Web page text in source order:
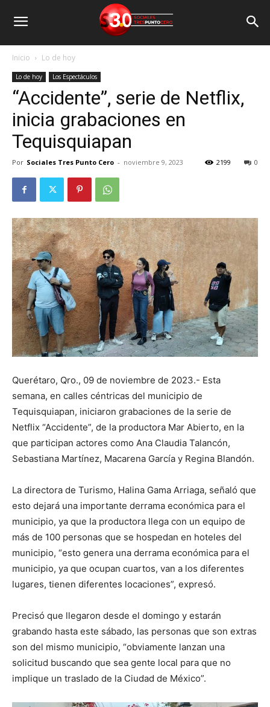
Inicio Lo de hoy
Lo de hoy Los Espectáculos
“Accidente”, serie de Netflix,
inicia grabaciones en
Tequisquiapan
Por Sociales Tres Punto Cero - noviembre 9, 2023 0
2199
Querétaro, Qro., 09 de noviembre de 2023.- Esta
semana, en calles céntricas del municipio de
Tequisquiapan, iniciaron grabaciones de la serie de
Netflix “Accidente”, de la productora Mar Abierto, en la
que participan actores como Ana Claudia Talancón,
Sebastiana Martínez, Macarena García y Regina Blandón.
La directora de Turismo, Halina Gama Arriaga, señaló que
esto dejará una importante derrama económica para el
municipio, ya que la productora llega con un equipo de
más de 100 personas que se hospedan en hoteles del
municipio, “esto genera una derrama económica para el
municipio, ya que ocupan cuartos, van a los diferentes
lugares, tienen diferentes locaciones”, expresó.
Precisó que llegaron desde el domingo y estarán
grabando hasta este sábado, las personas que son extras
son del mismo municipio, “obviamente lanzan una
solicitud buscando que sea gente local para que no
implique un traslado de la Ciudad de México”.